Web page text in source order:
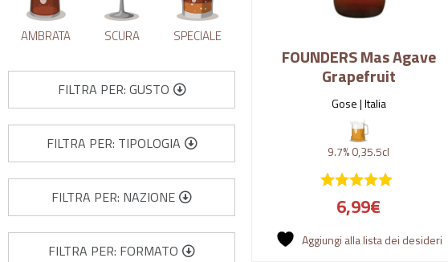
AMBRATA SCURA SPECIALE
FILTRA PER: GUSTO
FILTRA PER: TIPOLOGIA
FILTRA PER: NAZIONE
FILTRA PER: FORMATO
FOUNDERS Mas Agave
Grapefruit
Gose |Italia
9.7%0,35.5cl
6,99€
Aggiungi alla lista dei desideri